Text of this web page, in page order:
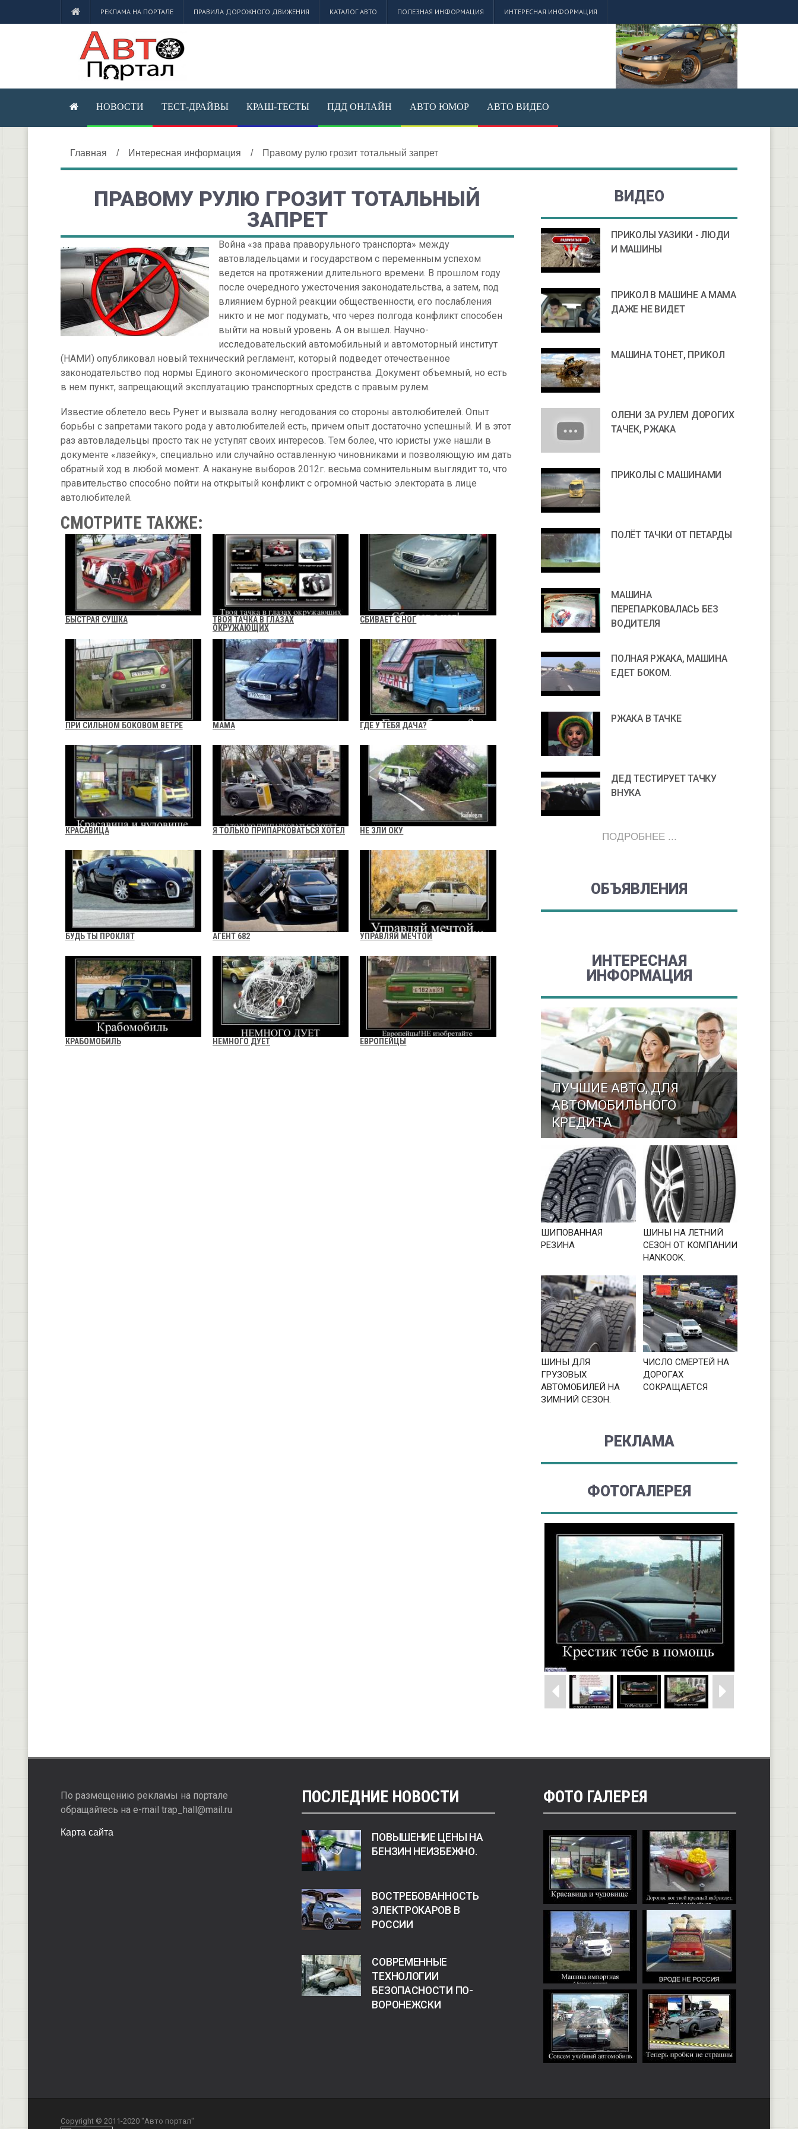
РЕКЛАМА НА ПОРТАЛЕ ПРАВИЛА ДОРОЖНОГО ДВИЖЕНИЯ КАТАЛОГ АВТО ПОЛЕЗНАЯ ИНФОРМАЦИЯ ИНТЕРЕСНАЯ ИНФОРМАЦИЯ
НОВОСТИ ТЕСТ-ДРАЙВЫ КРАШ-ТЕСТЫ ПДД ОНЛАЙН АВТО ЮМОР АВТО ВИДЕО
Главная / Интересная информация / Правому рулю грозит тотальный запрет
ПРАВОМУ РУЛЮ ГРОЗИТ ТОТАЛЬНЫЙ
ЗАПРЕТ
Война «за права праворульного транспорта» между
автовладельцами и государством с переменным успехом
ведется на протяжении длительного времени. В прошлом году
после очередного ужесточения законодательства, а затем, под
влиянием бурной реакции общественности, его послабления
никто и не мог подумать, что через полгода конфликт способен
выйти на новый уровень. А он вышел. Научно-
исследовательский автомобильный и автомоторный институт
(НАМИ) опубликовал новый технический регламент, который подведет отечественное
законодательство под нормы Единого экономического пространства. Документ объемный, но есть
в нем пункт, запрещающий эксплуатацию транспортных средств с правым рулем.
Известие облетело весь Рунет и вызвала волну негодования со стороны автолюбителей. Опыт
борьбы с запретами такого рода у автолюбителей есть, причем опыт достаточно успешный. И в этот
раз автовладельцы просто так не уступят своих интересов. Тем более, что юристы уже нашли в
документе «лазейку», специально или случайно оставленную чиновниками и позволяющую им дать
обратный ход в любой момент. А накануне выборов 2012г. весьма сомнительным выглядит то, что
правительство способно пойти на открытый конфликт с огромной частью электората в лице
автолюбителей.
СМОТРИТЕ ТАКЖЕ:
БЫСТРАЯ СУШКА
ТВОЯ ТАЧКА В ГЛАЗАХ
ОКРУЖАЮЩИХ
СБИВАЕТ С НОГ
ПРИ СИЛЬНОМ БОКОВОМ ВЕТРЕ МАМА ГДЕ У ТЕБЯ ДАЧА?
КРАСАВИЦА Я ТОЛЬКО ПРИПАРКОВАТЬСЯ ХОТЕЛ НЕ ЗЛИ ОКУ
БУДЬ ТЫ ПРОКЛЯТ АГЕНТ 682 УПРАВЛЯЙ МЕЧТОЙ
КРАБОМОБИЛЬ НЕМНОГО ДУЕТ ЕВРОПЕЙЦЫ
ВИДЕО
ПРИКОЛЫ УАЗИКИ - ЛЮДИ
И МАШИНЫ
ПРИКОЛ В МАШИНЕ А МАМА
ДАЖЕ НЕ ВИДЕТ
МАШИНА ТОНЕТ, ПРИКОЛ
ОЛЕНИ ЗА РУЛЕМ ДОРОГИХ
ТАЧЕК, РЖАКА
ПРИКОЛЫ С МАШИНАМИ
ПОЛЁТ ТАЧКИ ОТ ПЕТАРДЫ
МАШИНА
ПЕРЕПАРКОВАЛАСЬ БЕЗ
ВОДИТЕЛЯ
ПОЛНАЯ РЖАКА, МАШИНА
ЕДЕТ БОКОМ.
РЖАКА В ТАЧКЕ
ДЕД ТЕСТИРУЕТ ТАЧКУ
ВНУКА
ПОДРОБНЕЕ ...
ОБЪЯВЛЕНИЯ
ИНТЕРЕСНАЯ
ИНФОРМАЦИЯ
ЛУЧШИЕ АВТО, ДЛЯ
АВТОМОБИЛЬНОГО
КРЕДИТА
ШИПОВАННАЯ
РЕЗИНА
ШИНЫ НА ЛЕТНИЙ
СЕЗОН ОТ КОМПАНИИ
HANKOOK.
ШИНЫ ДЛЯ
ГРУЗОВЫХ
АВТОМОБИЛЕЙ НА
ЗИМНИЙ СЕЗОН.
ЧИСЛО СМЕРТЕЙ НА
ДОРОГАХ
СОКРАЩАЕТСЯ
РЕКЛАМА
ФОТОГАЛЕРЕЯ
По размещению рекламы на портале
обращайтесь на e-mail trap_hall@mail.ru
Карта сайта
ПОСЛЕДНИЕ НОВОСТИ
ПОВЫШЕНИЕ ЦЕНЫ НА
БЕНЗИН НЕИЗБЕЖНО.
ВОСТРЕБОВАННОСТЬ
ЭЛЕКТРОКАРОВ В
РОССИИ
СОВРЕМЕННЫЕ
ТЕХНОЛОГИИ
БЕЗОПАСНОСТИ ПО-
ВОРОНЕЖСКИ
ФОТО ГАЛЕРЕЯ
Copyright © 2011-2020 "Авто портал"